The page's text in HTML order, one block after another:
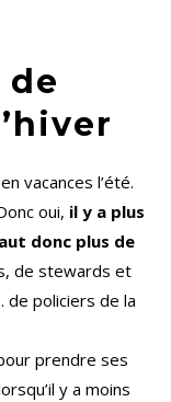
de
vacances l’été.
oui, il y a plus
donc plus de
de stewards et
policiers de la
prendre ses
y a moins